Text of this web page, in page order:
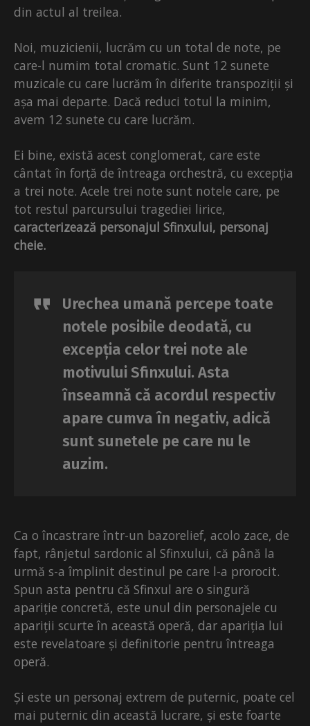
din actul al treilea.
Noi, muzicienii, lucrăm cu un total de note, pe
care-l numim total cromatic. Sunt 12 sunete
muzicale cu care lucrăm în diferite transpoziții și
așa mai departe. Dacă reduci totul la minim,
avem 12 sunete cu care lucrăm.
Ei bine, există acest conglomerat, care este
cântat în forță de întreaga orchestră, cu excepția
a trei note. Acele trei note sunt notele care, pe
tot restul parcursului tragediei lirice,
caracterizează personajul Sfinxului, personaj
cheie.
Urechea umană percepe toate
notele posibile deodată, cu
excepția celor trei note ale
motivului Sfinxului. Asta
înseamnă că acordul respectiv
apare cumva în negativ, adică
sunt sunetele pe care nu le
auzim.
Ca o încastrare într-un bazorelief, acolo zace, de
fapt, rânjetul sardonic al Sfinxului, că până la
urmă s-a împlinit destinul pe care l-a prorocit.
Spun asta pentru că Sfinxul are o singură
apariție concretă, este unul din personajele cu
apariții scurte în această operă, dar apariția lui
este revelatoare și definitorie pentru întreaga
operă.
Și este un personaj extrem de puternic, poate cel
mai puternic din această lucrare, și este foarte